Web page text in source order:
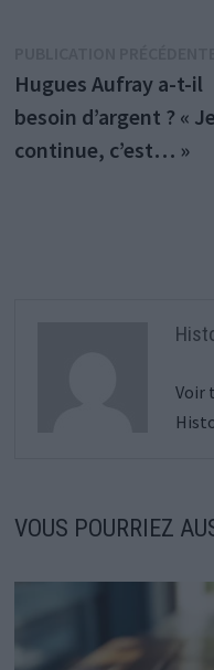
de
l’article
Hugues Aufray a-t-il
besoin d’argent ? « Je
continue, c’est… »
Voir
VOUS POURRIEZ